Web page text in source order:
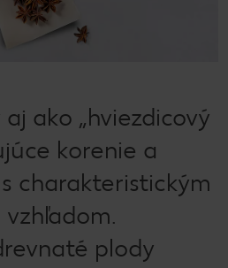
ako „hviezdicový
korenie a
charakteristickým
plody